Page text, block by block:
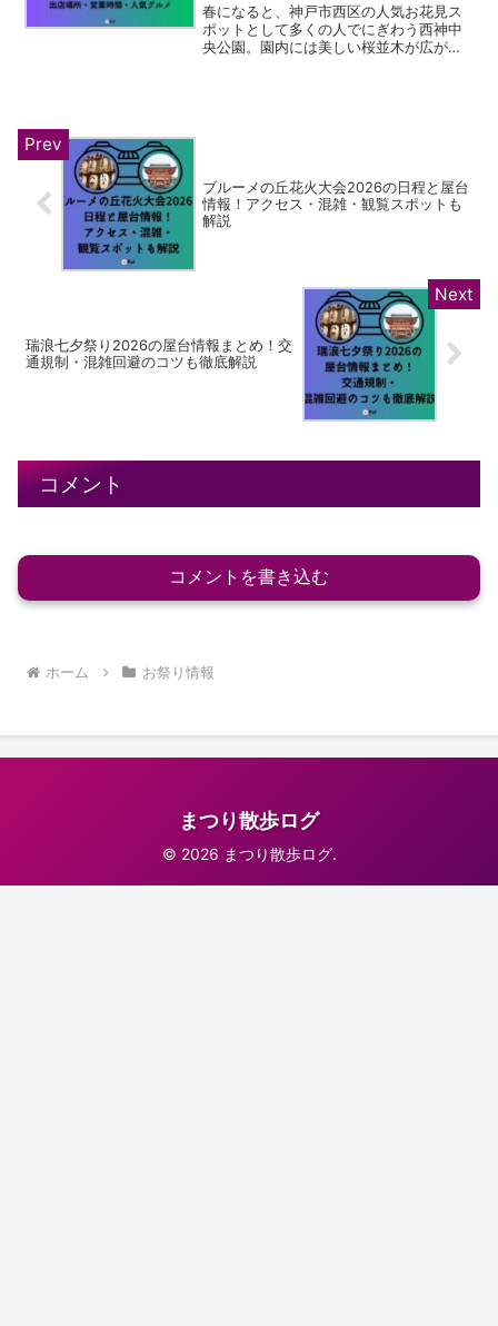
春になると、神戸市西区の人気お花見ス
ポットとして多くの人でにぎわう西神中
央公園。園内には美しい桜並木が広が
ブルーメの丘花火大会2026の日程と屋台
情報！アクセス・混雑・観覧スポットも
解説
瑞浪七夕祭り2026の屋台情報まとめ！交
通規制・混雑回避のコツも徹底解説
コメント
コメントを書き込む
ホーム お祭り情報
まつり散歩ログ
© 2026 まつり散歩ログ.